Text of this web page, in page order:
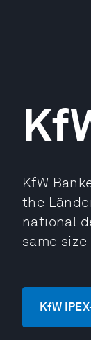
KfW
the
national
same
KfW